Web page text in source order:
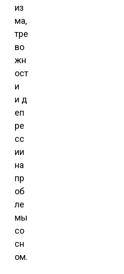
из
ма,
тре
во
жн
ост
и
и д
еп
ре
сс
ии
на
пр
об
ле
мы
со
сн
ом.